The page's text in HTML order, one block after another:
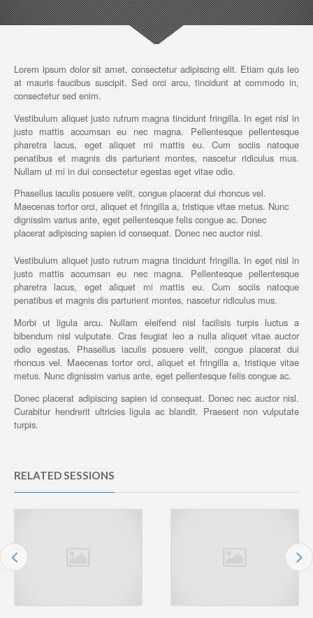
Lorem ipsum dolor sit amet, consectetur adipiscing elit. Etiam quis leo
at mauris faucibus suscipit. Sed orci arcu, tincidunt at commodo in,
consectetur sed enim.
Vestibulum aliquet justo rutrum magna tincidunt fringilla. In eget nisl in
justo mattis accumsan eu nec magna. Pellentesque pellentesque
pharetra lacus, eget aliquet mi mattis eu. Cum sociis natoque
penatibus et magnis dis parturient montes, nascetur ridiculus mus.
Nullam ut mi in dui consectetur egestas eget vitae odio.
Phasellus iaculis posuere velit, congue placerat dui rhoncus vel.
Maecenas tortor orci, aliquet et fringilla a, tristique vitae metus. Nunc
dignissim varius ante, eget pellentesque felis congue ac. Donec
placerat adipiscing sapien id consequat. Donec nec auctor nisl.
Vestibulum aliquet justo rutrum magna tincidunt fringilla. In eget nisl in
justo mattis accumsan eu nec magna. Pellentesque pellentesque
pharetra lacus, eget aliquet mi mattis eu. Cum sociis natoque
penatibus et magnis dis parturient montes, nascetur ridiculus mus.
Morbi ut ligula arcu. Nullam eleifend nisl facilisis turpis luctus a
bibendum nisl vulputate. Cras feugiat leo a nulla aliquet vitae auctor
odio egestas. Phasellus iaculis posuere velit, congue placerat dui
rhoncus vel. Maecenas tortor orci, aliquet et fringilla a, tristique vitae
metus. Nunc dignissim varius ante, eget pellentesque felis congue ac.
Donec placerat adipiscing sapien id consequat. Donec nec auctor nisl.
Curabitur hendrerit ultricies ligula ac blandit. Praesent non vulputate
turpis.
RELATED SESSIONS